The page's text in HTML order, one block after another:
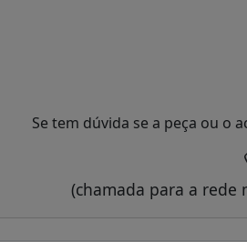
Se tem dúvida se a peça ou o
(chamada para a rede